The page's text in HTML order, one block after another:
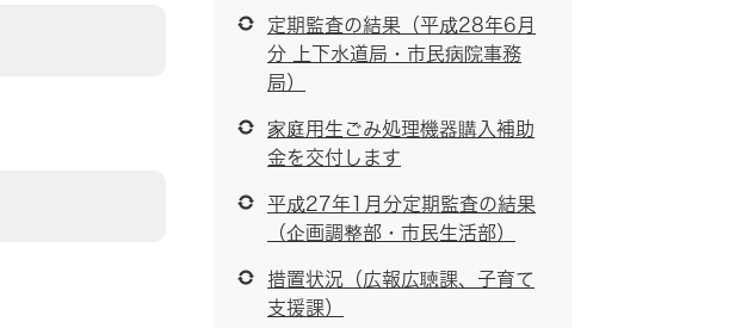
定期監査の結果（平成28年6月
分 上下水道局・市民病院事務
局）
家庭用生ごみ処理機器購入補助
金を交付します
平成27年1月分定期監査の結果
（企画調整部・市民生活部）
措置状況（広報広聴課、子育て
支援課）